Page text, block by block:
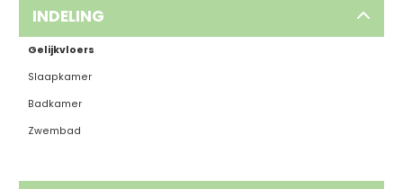
INDELING
Gelijkvloers
Slaapkamer
Badkamer
Zwembad